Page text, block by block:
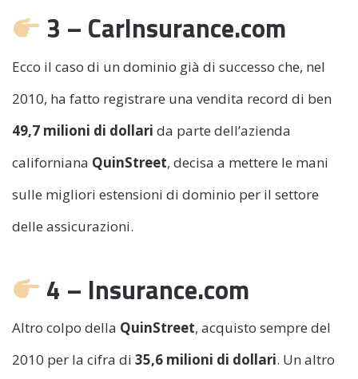
3 – CarInsurance.com
Ecco il caso di un dominio già di successo che, nel
2010, ha fatto registrare una vendita record di ben
49,7 milioni di dollari da parte dell’azienda
californiana QuinStreet, decisa a mettere le mani
sulle migliori estensioni di dominio per il settore
delle assicurazioni.
4 – Insurance.com
Altro colpo della QuinStreet, acquisto sempre del
2010 per la cifra di 35,6 milioni di dollari. Un altro